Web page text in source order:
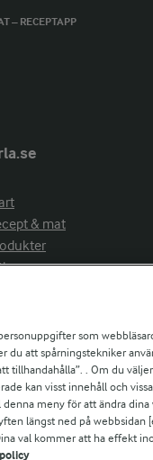
– RECEPTAPP
& mat
Arla
& press
& karriär
oss
som
du att spårningstekniker
tillhandahålla”. . Om du
kan visst innehåll och
meny för att ändra
längst ned på
val kommer att ha effekt